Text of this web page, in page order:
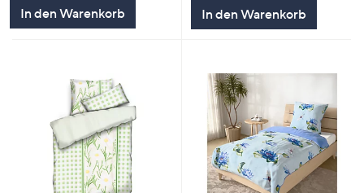
In den Warenkorb In den Warenkorb